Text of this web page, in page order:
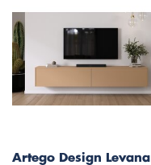
Artego Design Levana